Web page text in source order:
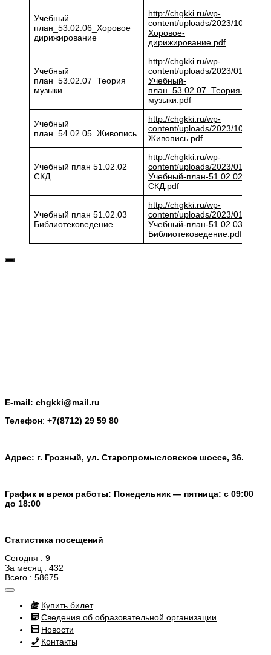
Учебный
план_53.02.06_Хоровое
дирижирование
http://chgkki.ru/wp-
content/uploads/2023/10/
Хоровое-
дирижирование.pdf
Учебный
план_53.02.07_Теория
музыки
http://chgkki.ru/wp-
content/uploads/2023/01/11.-
Учебный-
план_53.02.07_Теория-
музыки.pdf
Учебный
план_54.02.05_Живопись
http://chgkki.ru/wp-
content/uploads/2023/10/
Живопись.pdf
Учебный план 51.02.02
СКД
http://chgkki.ru/wp-
content/uploads/2023/01/13.-
Учебный-план-51.02.02-
СКД.pdf
Учебный план 51.02.03
Библиотековедение
http://chgkki.ru/wp-
content/uploads/2023/01/14.-
Учебный-план-51.02.03-
Библиотековедение.pdf
E-mail: chgkki@mail.ru
Телефон: +7(8712) 29 59 80
Адрес: г. Грозный, ул. Старопромысловское шоссе, 36.
График и время работы: Понедельник — пятница: с 09:00
до 18:00
Статистика посещений
Сегодня : 9
За месяц : 432
Всего : 58675
Купить билет
Сведения об образовательной организации
Новости
Контакты